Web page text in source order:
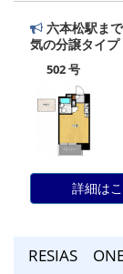
六本松駅ま
気の分譲タイプ
502 号
詳細は
RESIAS